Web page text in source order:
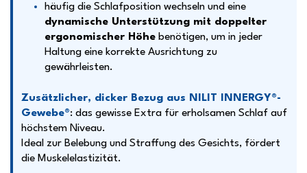
häufig die Schlafposition wechseln und eine
dynamische Unterstützung mit doppelter
ergonomischer Höhe benötigen, um in jeder
Haltung eine korrekte Ausrichtung zu
gewährleisten.
Zusätzlicher, dicker Bezug aus NILIT INNERGY®-
Gewebe®: das gewisse Extra für erholsamen Schlaf auf
höchstem Niveau.
Ideal zur Belebung und Straffung des Gesichts, fördert
die Muskelelastizität.